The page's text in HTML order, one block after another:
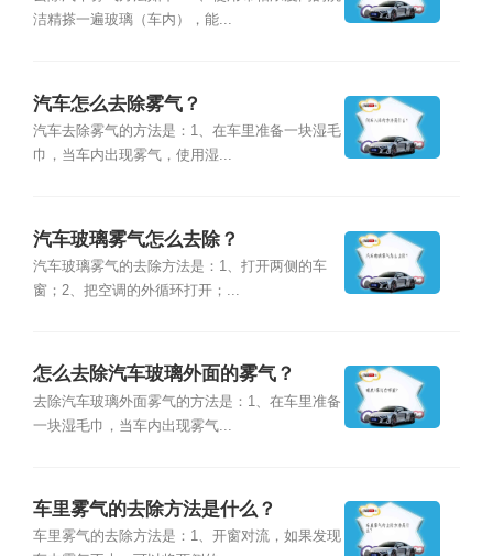
洁精搽一遍玻璃（车内），能...
汽车怎么去除雾气？
汽车去除雾气的方法是：1、在车里准备一块湿毛
巾，当车内出现雾气，使用湿...
汽车玻璃雾气怎么去除？
汽车玻璃雾气的去除方法是：1、打开两侧的车
窗；2、把空调的外循环打开；...
怎么去除汽车玻璃外面的雾气？
去除汽车玻璃外面雾气的方法是：1、在车里准备
一块湿毛巾，当车内出现雾气...
车里雾气的去除方法是什么？
车里雾气的去除方法是：1、开窗对流，如果发现